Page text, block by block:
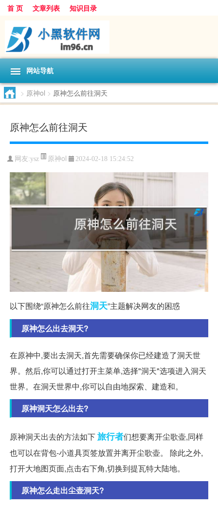
首 页 文章列表 知识目录
网站导航
> 原神ol > 原神怎么前往洞天
原神怎么前往洞天
网友:ysz 原神ol 2024-02-18 15:24:52
以下围绕“原神怎么前往洞天”主题解决网友的困惑
原神怎么出去洞天?
在原神中,要出去洞天,首先需要确保你已经建造了洞天世
界。然后,你可以通过打开主菜单,选择"洞天"选项进入洞天
世界。在洞天世界中,你可以自由地探索、建造和。
原神洞天怎么出去?
原神洞天出去的方法如下旅行者们想要离开尘歌壶,同样
也可以在背包-小道具页签放置并离开尘歌壶。 除此之外,
打开大地图页面,点击右下角,切换到提瓦特大陆地。
原神怎么走出尘壶洞天?